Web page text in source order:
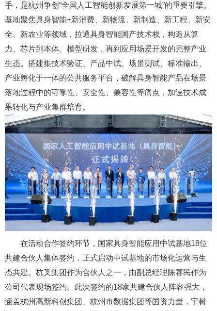
手，是杭州争创“全国人工智能创新发展第一城”的重要引擎。
基地聚焦具身智能+新消费、新物流、新制造、新工程、新安
全、新农业等领域，拉通具身智能国产技术栈，构造从算
力、芯片到本体、模型研发，再到应用场景开发的完整产业
生态。搭建集技术验证、产品中试、场景测试、标准输出、
产业孵化于一体的公共服务平台，破解具身智能产品在场景
落地过程中的可靠性、安全性、兼容性等痛点，加速技术成
果转化与产业集群培育。
在活动合作签约环节，国家具身智能应用中试基地18位
共建合伙人集体签约，正式启动中试基地的市场化运营与生
态共建。杭叉集团作为合伙人之一，由副总经理陈赛民作为
公司代表现场签约。此次签约的18家共建合伙人阵容强大，
涵盖杭州高新科创集团、杭州市数据集团等国资力量，宇树